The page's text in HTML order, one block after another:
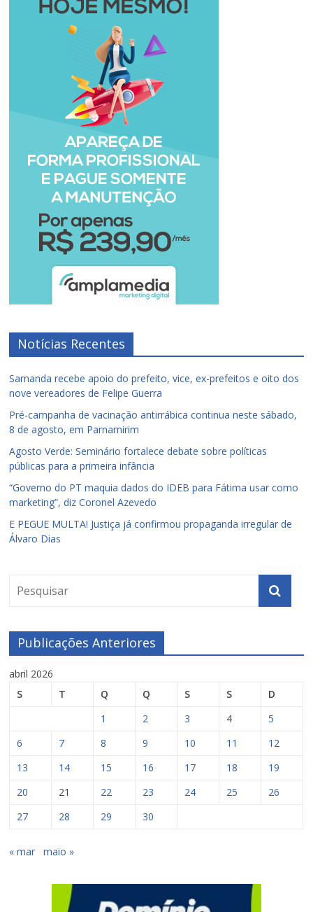
Notícias Recentes
Samanda recebe apoio do prefeito, vice, ex-prefeitos e oito dos
nove vereadores de Felipe Guerra
Pré-campanha de vacinação antirrábica continua neste sábado,
8 de agosto, em Parnamirim
Agosto Verde: Seminário fortalece debate sobre políticas
públicas para a primeira infância
“Governo do PT maquia dados do IDEB para Fátima usar como
marketing”, diz Coronel Azevedo
E PEGUE MULTA! Justiça já confirmou propaganda irregular de
Álvaro Dias
Publicações Anteriores
abril 2026
S
T Q Q S S
D
1
2 3 4
5
6
7 8 9 10 11
12
13
14 15 16 17 18
19
20
21 22 23 24 25
26
27
28 29 30
« mar maio »